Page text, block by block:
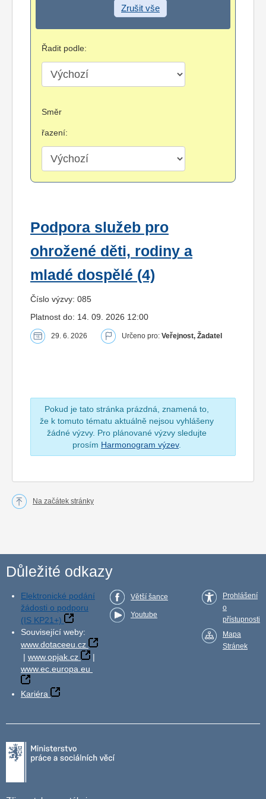
Zrušit vše
Řadit podle:
Směr
řazení:
Podpora služeb pro
ohrožené děti, rodiny a
mladé dospělé (4)
Číslo výzvy: 085
Platnost do: 14. 09. 2026 12:00
29. 6. 2026 Určeno pro: Veřejnost, Žadatel
Pokud je tato stránka prázdná, znamená to,
že k tomuto tématu aktuálně nejsou vyhlášeny
žádné výzvy. Pro plánované výzvy sledujte
prosím Harmonogram výzev.
Na začátek stránky
Důležité odkazy
Elektronické podání
žádosti o podporu
(IS KP21+)
Související weby:
www.dotaceeu.cz
| www.opjak.cz
|
www.ec.europa.eu
Kariéra
Větší šance
Youtube
Prohlášení
o
přístupnosti
Mapa
Stránek